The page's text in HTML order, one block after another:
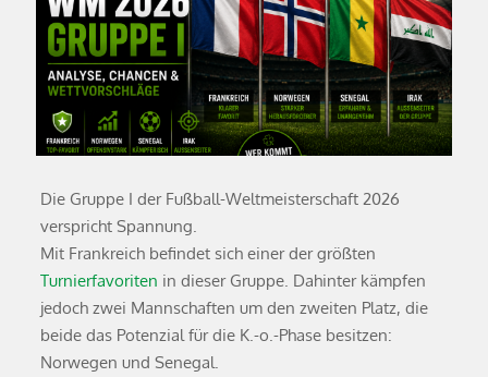
Die Gruppe I der Fußball-Weltmeisterschaft 2026
verspricht Spannung.
Mit Frankreich befindet sich einer der größten
Turnierfavoriten in dieser Gruppe. Dahinter kämpfen
jedoch zwei Mannschaften um den zweiten Platz, die
beide das Potenzial für die K.-o.-Phase besitzen:
Norwegen und Senegal.